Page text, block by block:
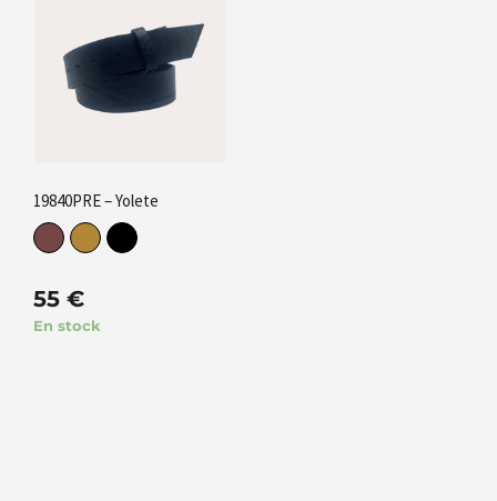
19840PRE – Yolete
55 €
En stock